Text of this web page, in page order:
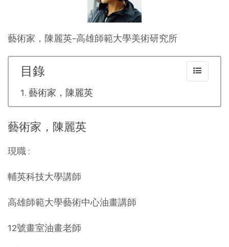
藝術家，陳麗英-高雄師範大學美術研究所
目錄
藝術家，陳麗英
藝術家，陳麗英
現職 :
輔英科技大學講師
高雄師範大學藝術中心油畫講師
12號畫室油畫老師